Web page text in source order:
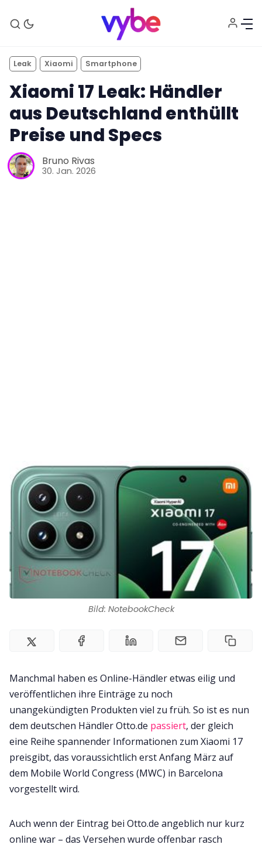
Zusammenarbeit
Impressum
Bild: NotebookCheck
Leak Xiaomi Smartphone
Xiaomi 17 Leak: Händler
aus Deutschland enthüllt
Preise und Specs
Bruno Rivas
30. Jan. 2026
Manchmal haben es Online-Händler etwas eilig und
veröffentlichen ihre Einträge zu noch
unangekündigten Produkten viel zu früh. So ist es nun
dem deutschen Händler Otto.de passiert, der gleich
eine Reihe spannender Informationen zum Xiaomi 17
preisgibt, das voraussichtlich erst Anfang März auf
dem Mobile World Congress (MWC) in Barcelona
vorgestellt wird.
Auch wenn der Eintrag bei Otto.de angeblich nur kurz
online war – das Versehen wurde offenbar rasch